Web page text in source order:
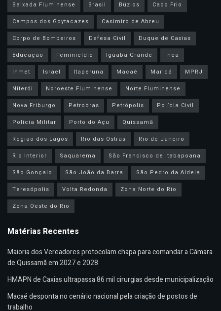
Baixada Fluminense
Brasil Búzios
Cabo Frio
Campos dos Goytacazes
Casimiro de Abreu
Corpo de Bombeiros
Defesa Civil
Duque de Caxias
Educação
Feminicídio Iguaba Grande
Inea
Inmet
Israel Itaperuna Macaé Maricá
MPRJ
Niterói
Noroeste Fluminense
Norte Fluminense
Nova Friburgo
Petrobras Petrópolis
Polícia Civil
Polícia Militar
Porto do Açu
Quissamã
Região dos Lagos
Rio das Ostras
Rio de Janeiro
Rio Interior
Saquarema
São Francisco de Itabapoana
São Gonçalo
São João da Barra
São Pedro da Aldeia
Teresópolis
Volta Redonda
Zona Norte do Rio
Zona Oeste do Rio
Matérias Recentes
Maioria dos Vereadores protocolam chapa para comandar a Câmara
de Quissamã em 2027 e 2028
HMAPN de Caxias ultrapassa 86 mil cirurgias desde municipalização
Macaé desponta no cenário nacional pela criação de postos de
trabalho